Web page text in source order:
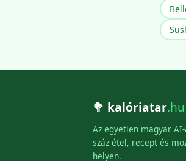
🥦 kalóriatar.hu
Az egyetlen magyar
száz étel, recept és
helyen.